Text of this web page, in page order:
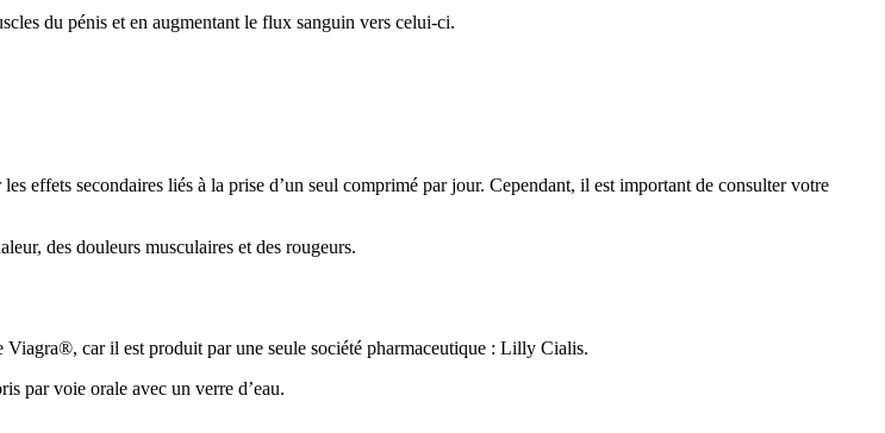
du pénis et en augmentant le flux sanguin vers celui-ci.
effets secondaires liés à la prise d’un seul comprimé par jour. Cependant, il est important de consulter votre
des douleurs musculaires et des rougeurs.
car il est produit par une seule société pharmaceutique : Lilly Cialis.
par voie orale avec un verre d’eau.